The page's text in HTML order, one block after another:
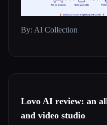
By: AI Collection
Lovo AI review: an
and video studio